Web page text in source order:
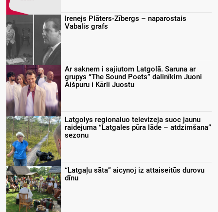
Irenejs Plāters-Zībergs – naparostais
Vabalis grafs
Ar saknem i sajiutom Latgolā. Saruna ar
grupys “The Sound Poets” dalinīkim Juoni
Aišpuru i Kārli Juostu
Latgolys regionaluo televizeja suoc jaunu
raidejuma “Latgales pūra lāde – atdzimšana”
sezonu
“Latgaļu sāta” aicynoj iz attaiseitūs durovu
dīnu